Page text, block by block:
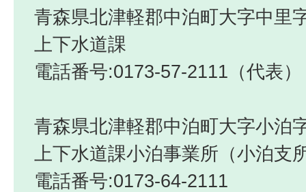
青森県北津軽郡中泊町大字中里
上下水道課
電話番号:0173-57-2111（代表）
青森県北津軽郡中泊町大字小泊
上下水道課小泊事業所（小泊支
電話番号:0173-64-2111